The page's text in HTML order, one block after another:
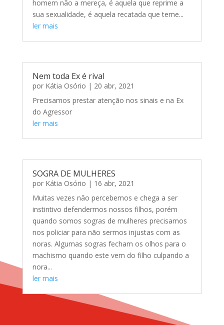
homem não a mereça, é aquela que reprime a
sua sexualidade, é aquela recatada que teme...
ler mais
Nem toda Ex é rival
por Kátia Osório | 20 abr, 2021
Precisamos prestar atenção nos sinais e na Ex
do Agressor
ler mais
SOGRA DE MULHERES
por Kátia Osório | 16 abr, 2021
Muitas vezes não percebemos e chega a ser
instintivo defendermos nossos filhos, porém
quando somos sogras de mulheres precisamos
nos policiar para não sermos injustas com as
noras. Algumas sogras fecham os olhos para o
machismo quando este vem do filho culpando a
nora...
ler mais